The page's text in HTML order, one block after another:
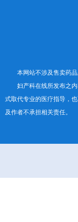
本网站不涉及售卖药
妇产科在线所发布之
式取代专业的医疗指导，
及作者不承担相关责任。